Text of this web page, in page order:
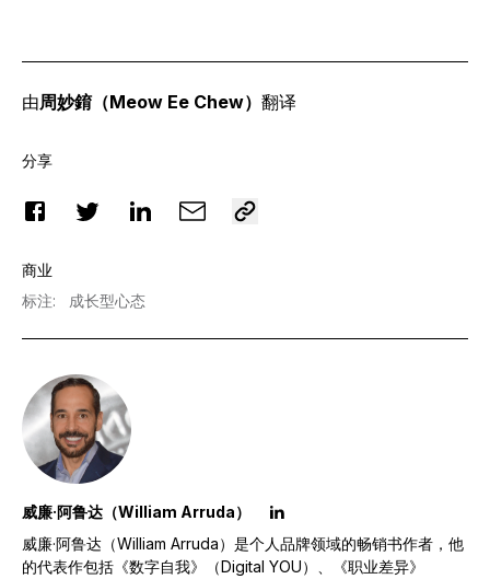
由周妙錥（Meow Ee Chew） 翻译
分享
商业
标注: 成长型心态
威廉·阿鲁达（William Arruda）
威廉·阿鲁达（William Arruda）是个人品牌领域的畅销书作者，他
的代表作包括《数字自我》（Digital YOU）、《职业差异》